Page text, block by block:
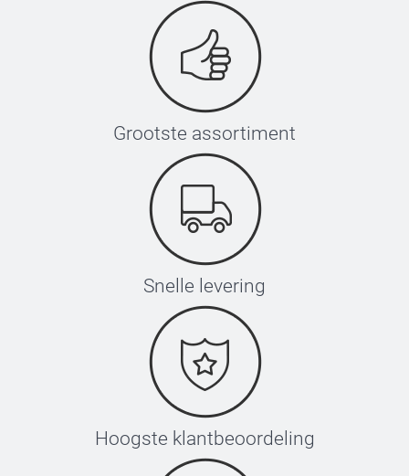
Grootste assortiment
Snelle levering
Hoogste klantbeoordeling